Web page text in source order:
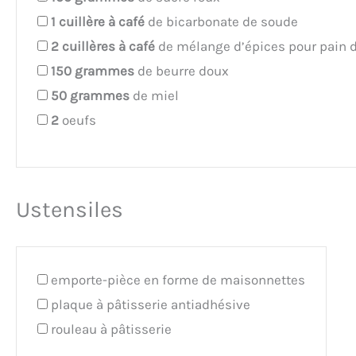
1 cuillère à café de bicarbonate de soude
2 cuillères à café de mélange d’épices pour pain
150 grammes de beurre doux
50 grammes de miel
2 oeufs
Ustensiles
emporte-pièce en forme de maisonnettes
plaque à pâtisserie antiadhésive
rouleau à pâtisserie